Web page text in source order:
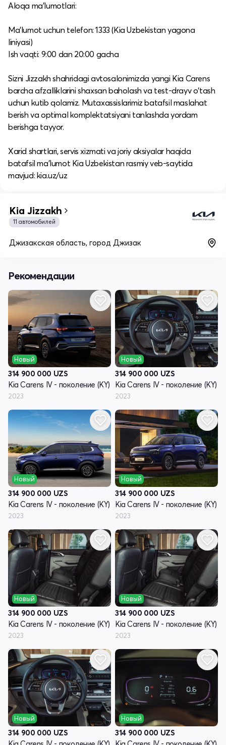
Aloqa ma’lumotlari:
Ma’lumot uchun telefon: 1333 (Kia Uzbekistan yagona
liniyasi)
Ish vaqti: 9:00 dan 20:00 gacha
Sizni Jizzakh shahridagi avtosalonimizda yangi Kia Carens
barcha afzalliklarini shaxsan baholash va test-drayv o‘tash
uchun kutib qolamiz. Mutaxassislarimiz batafsil maslahat
berish va optimal komplektatsiyani tanlashda yordam
berishga tayyor.
​Xarid shartlari, servis xizmati va joriy aksiyalar haqida
batafsil ma’lumot Kia Uzbekistan rasmiy veb-saytida
mavjud: kia.uz/uz
Kia Jizzakh
11 автомобилей
Джизакская область, город Джизак
Рекомендации
Новый
314 900 000 UZS
Kia Carens IV - поколение (KY)
2023
Новый
314 900 000 UZS
Kia Carens IV - поколение (KY)
2023
Новый
314 900 000 UZS
Kia Carens IV - поколение (KY)
2023
Новый
314 900 000 UZS
Kia Carens IV - поколение (KY)
2023
Новый
314 900 000 UZS
Kia Carens IV - поколение (KY)
2023
Новый
314 900 000 UZS
Kia Carens IV - поколение (KY)
2023
Новый
314 900 000 UZS
Новый
314 900 000 UZS